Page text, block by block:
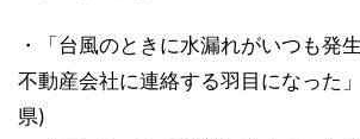
・「台風のときに水漏れがいつも発
不動産会社に連絡する羽目になった
県)